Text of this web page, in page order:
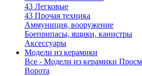
43 Легковые
43 Прочая техника
Аммуниция, вооружение
Боеприпасы, ящики, канистры
Аксессуары
Модели из керамики
Все - Модели из керамики
Ворота